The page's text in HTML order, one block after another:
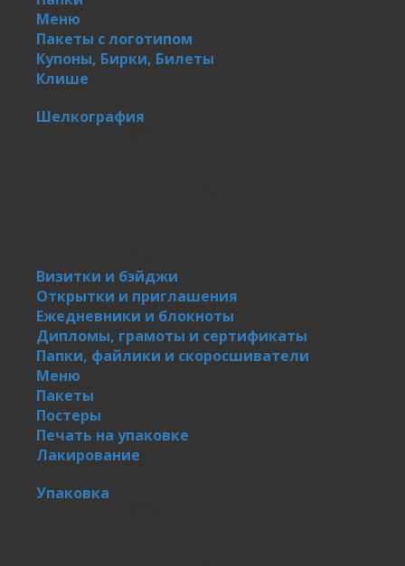
Меню
Пакеты с логотипом
Купоны, Бирки, Билеты
Клише
Шелкография
Визитки и бэйджи
Открытки и приглашения
Ежедневники и блокноты
Дипломы, грамоты и сертификаты
Папки, файлики и скоросшиватели
Меню
Пакеты
Постеры
Печать на упаковке
Лакирование
Упаковка